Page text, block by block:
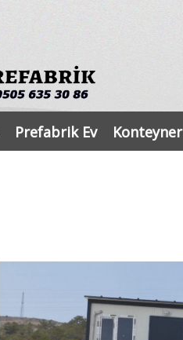
Prefabrik Ev Konteyner